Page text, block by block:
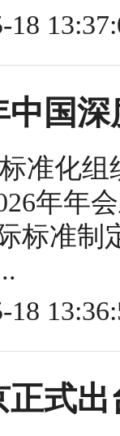
18
中国
准化
年年
标准制
18
正式